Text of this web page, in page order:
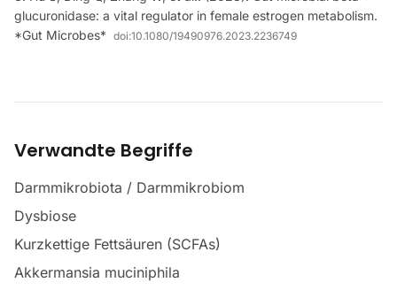
glucuronidase: a vital regulator in female estrogen metabolism.
*Gut Microbes* doi:10.1080/19490976.2023.2236749
Verwandte Begriffe
Darmmikrobiota / Darmmikrobiom
Dysbiose
Kurzkettige Fettsäuren (SCFAs)
Akkermansia muciniphila